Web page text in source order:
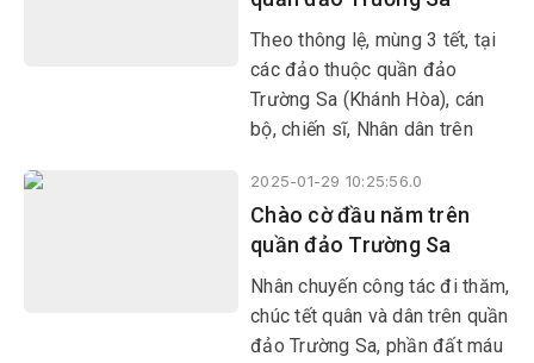
quân số trực 24/24 giờ nhằm
kịp thời phát hiện những mục
tiêu có dấu hiệu xâm phạm
vùng biển, vùng trời của Việt
Theo thông lệ, mùng 3 tết, tại
các đảo thuộc quần đảo
Trường Sa (Khánh Hòa), cán
bộ, chiến sĩ, Nhân dân trên
tâm thức người Việt từ bao
đời nay, người dân đi lễ chùa
để cầu phúc, cầu may cho gia
đình với mong muốn những
điều tốt đẹp nhất trong năm
mới.
2025-01-29 10:25:56.0
Chào cờ đầu năm trên
quần đảo Trường Sa
Nhân chuyến công tác đi thăm,
chúc tết quân và dân trên quần
đảo Trường Sa, phần đất máu